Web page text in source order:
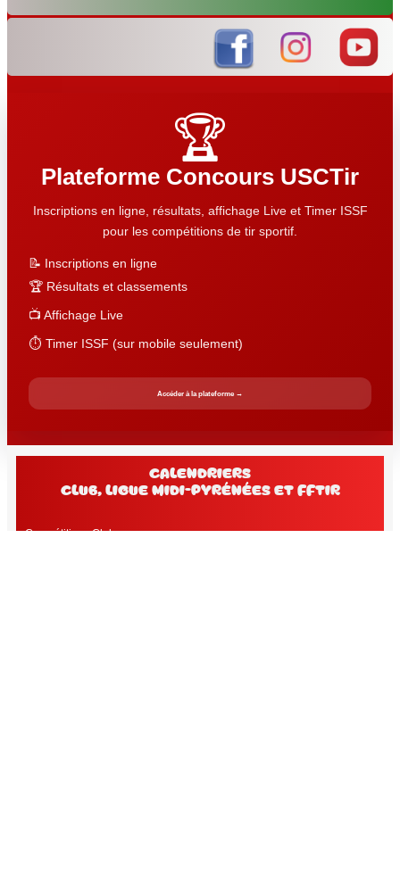
🏆
Plateforme Concours USCTir
Inscriptions en ligne, résultats, affichage Live et Timer ISSF
pour les compétitions de tir sportif.
📝 Inscriptions en ligne
🏆 Résultats et classements
📺 Affichage Live
⏱️ Timer ISSF (sur mobile seulement)
Accéder à la plateforme →
Calendriers
club, Ligue Midi-Pyrénées et FFtir
Compétitions Club